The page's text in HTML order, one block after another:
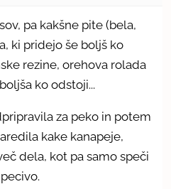
pa kakšne pite (bela,
ki pridejo še boljš ko
rezine, orehova rolada
ko odstoji...
za peko in potem
kake kanapeje,
dela, kot pa samo speči